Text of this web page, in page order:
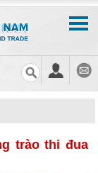
trào thi đua